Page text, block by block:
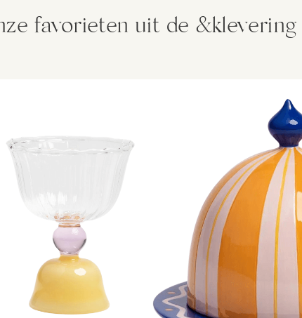
favorieten uit de